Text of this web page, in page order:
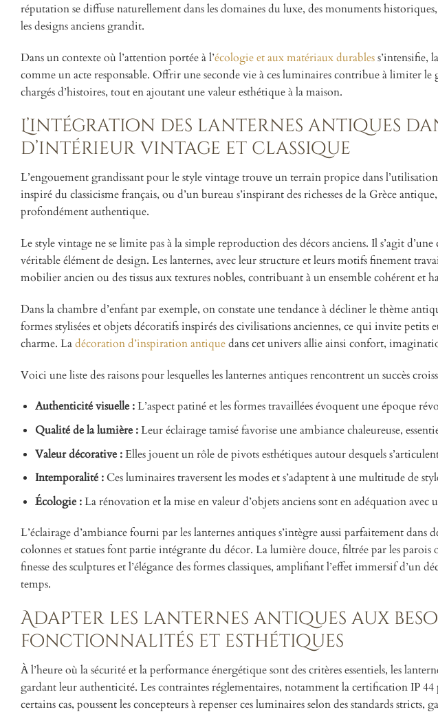
réputation se diffuse naturellement dans les domaines du luxe, des monuments
les designs anciens grandit.
Dans un contexte où l’attention portée à l’écologie et aux matériaux durabless’intensifie,
comme un acte responsable. Offrir une seconde vie à ces luminaires contribue à limiter
chargés d’histoires, tout en ajoutant une valeur esthétique à la maison.
L’intégration des lanternes antiques
d’intérieur vintage et classique
L’engouement grandissant pour le style vintage trouve un terrain propice dans l’utilisation
inspiré du classicisme français, ou d’un bureau s’inspirant des richesses de la Grèce
profondément authentique.
Le style vintage ne se limite pas à la simple reproduction des décors anciens. Il s’agit
véritable élément de design. Les lanternes, avec leur structure et leurs motifs finement
mobilier ancien ou des tissus aux textures nobles, contribuant à un ensemble cohérent et
Dans la chambre d’enfant par exemple, on constate une tendance à décliner le thème
formes stylisées et objets décoratifs inspirés des civilisations anciennes, ce qui invite
charme. Ladécoration d’inspiration antiquedans cet univers allie ainsi confort,
Voici une liste des raisons pour lesquelles les lanternes antiques rencontrent un succès
Authenticité visuelle :L’aspect patiné et les formes travaillées évoquent une époque
Qualité de la lumière :Leur éclairage tamisé favorise une ambiance chaleureuse,
Valeur décorative :Elles jouent un rôle de pivots esthétiques autour desquels
Intemporalité :Ces luminaires traversent les modes et s’adaptent à une multitude de
Écologie :La rénovation et la mise en valeur d’objets anciens sont en adéquation avec
L’éclairage d’ambiance fourni par les lanternes antiques s’intègre aussi parfaitement dans
colonnes et statues font partie intégrante du décor. La lumière douce, filtrée par les parois
finesse des sculptures et l’élégance des formes classiques, amplifiant l’effet immersif d’un
temps.
Adapter les lanternes antiques aux
fonctionnalités et esthétiques
À l’heure où la sécurité et la performance énergétique sont des critères essentiels, les
gardant leur authenticité. Les contraintes réglementaires, notamment la certification IP
certains cas, poussent les concepteurs à repenser ces luminaires selon des standards